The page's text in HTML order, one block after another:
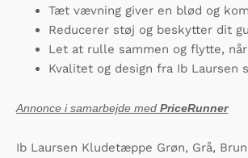
Tæt vævning giver en blød og
Reducerer støj og beskytter dit
Let at rulle sammen og flytte,
Kvalitet og design fra Ib Laursen
Annonce i samarbejde med PriceRunner
Ib Laursen Kludetæppe Grøn, Grå,